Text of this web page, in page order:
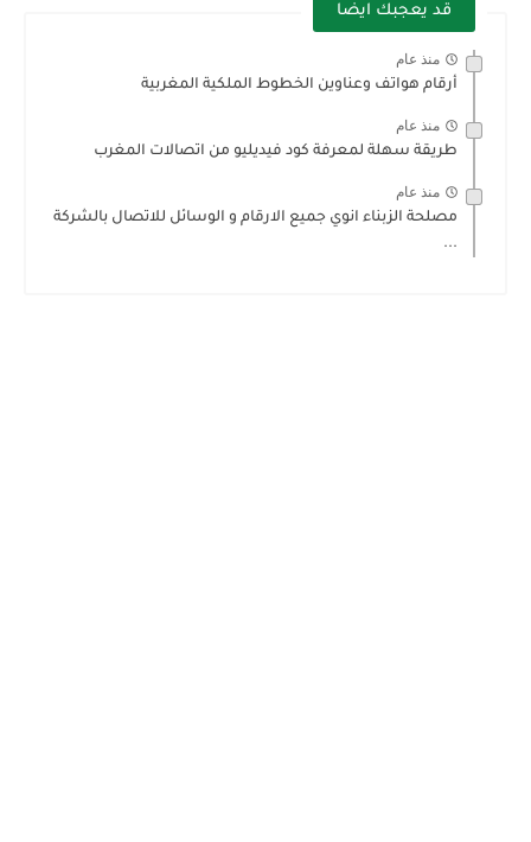
قد يعجبك ايضا
منذ عام
أرقام هواتف وعناوين الخطوط الملكية المغربية
منذ عام
طريقة سهلة لمعرفة كود فيديليو من اتصالات المغرب
منذ عام
مصلحة الزبناء انوي جميع الارقام و الوسائل للاتصال بالشركة
...